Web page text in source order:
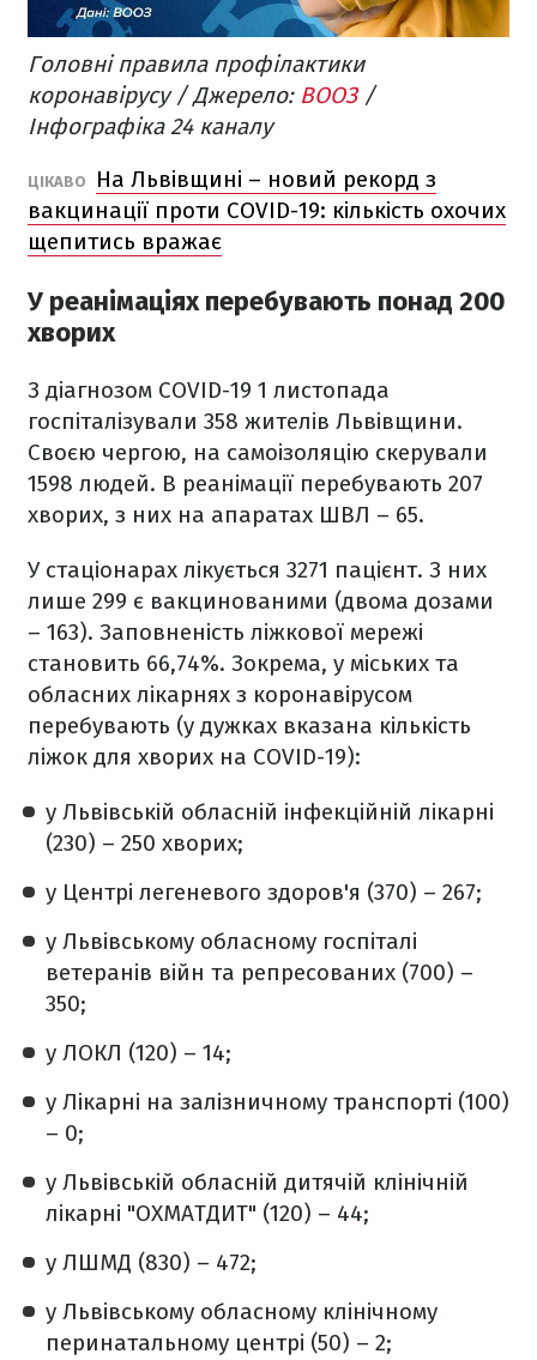
Головні правила профілактики
коронавірусу / Джерело: ВООЗ /
Інфографіка 24 каналу
ЦІКАВО
На Львівщині – новий рекорд з
вакцинації проти COVID-19: кількість охочих
щепитись вражає
У реанімаціях перебувають понад 200
хворих
З діагнозом COVID-19 1 листопада
госпіталізували 358 жителів Львівщини.
Своєю чергою, на самоізоляцію скерували
1598 людей. В реанімації перебувають 207
хворих, з них на апаратах ШВЛ – 65.
У стаціонарах лікується 3271 пацієнт. З них
лише 299 є вакцинованими (двома дозами
– 163). Заповненість ліжкової мережі
становить 66,74%. Зокрема, у міських та
обласних лікарнях з коронавірусом
перебувають (у дужках вказана кількість
ліжок для хворих на COVID-19):
у Львівській обласній інфекційній лікарні
(230) – 250 хворих;
у Центрі легеневого здоров'я (370) – 267;
у Львівському обласному госпіталі
ветеранів війн та репресованих (700) –
350;
у ЛОКЛ (120) – 14;
у Лікарні на залізничному транспорті (100)
– 0;
у Львівській обласній дитячій клінічній
лікарні "ОХМАТДИТ" (120) – 44;
у ЛШМД (830) – 472;
у Львівському обласному клінічному
перинатальному центрі (50) – 2;